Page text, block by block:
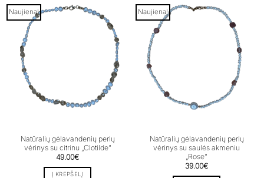
Naujiena!
Natūralių gėlavandenių perlų
vėrinys su citrinu „Clotilde”
49.00€
Į KREPŠELĮ
Naujiena!
Natūralių gėlavandenių perlų
vėrinys su saulės akmeniu
„Rose”
39.00€